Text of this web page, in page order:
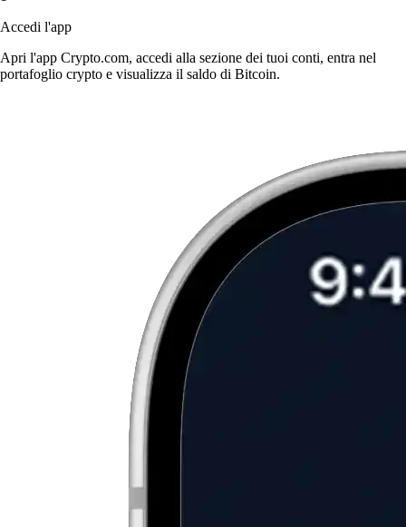
Accedi l'app
Apri l'app Crypto.com, accedi alla sezione dei tuoi conti, entra nel
portafoglio crypto e visualizza il saldo di Bitcoin.